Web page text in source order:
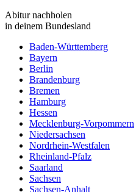
Abitur nachholen
in deinem Bundesland
Baden-Württemberg
Bayern
Berlin
Brandenburg
Bremen
Hamburg
Hessen
Mecklenburg-Vorpommern
Niedersachsen
Nordrhein-Westfalen
Rheinland-Pfalz
Saarland
Sachsen
Sachsen-Anhalt